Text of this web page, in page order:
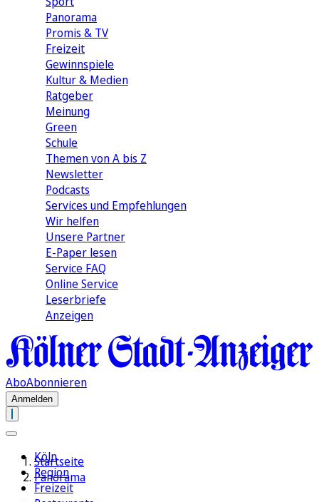
Panorama
Promis & TV
Freizeit
Gewinnspiele
Kultur & Medien
Ratgeber
Meinung
Green
Schule
Themen von A bis Z
Newsletter
Podcasts
Services und Empfehlungen
Wir helfen
Unsere Partner
E-Paper lesen
Service FAQ
Online Service
Leserbriefe
Anzeigen
AboAbonnieren
Anmelden
Köln
Region
Freizeit
Startseite
Panorama